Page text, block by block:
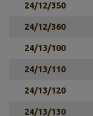
24/12/350
24/12/360
24/13/100
24/13/110
24/13/120
24/13/130